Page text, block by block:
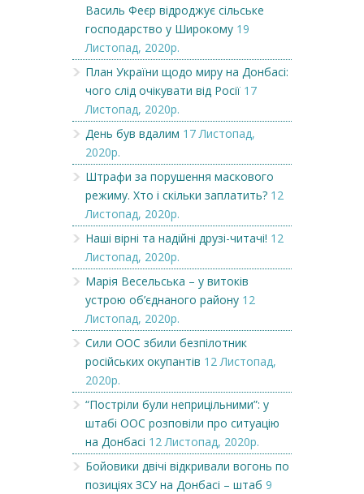
Василь Феєр відроджує сільське
господарство у Широкому 19
Листопад, 2020р.
План України щодо миру на Донбасі:
чого слід очікувати від Росії 17
Листопад, 2020р.
День був вдалим 17 Листопад,
2020р.
Штрафи за порушення маскового
режиму. Хто і скільки заплатить? 12
Листопад, 2020р.
Наші вірні та надійні друзі-читачі! 12
Листопад, 2020р.
Марія Весельська – у витоків
устрою об’єднаного району 12
Листопад, 2020р.
Сили ООС збили безпілотник
російських окупантів 12 Листопад,
2020р.
“Постріли були неприцільними”: у
штабі ООС розповіли про ситуацію
на Донбасі 12 Листопад, 2020р.
Бойовики двічі відкривали вогонь по
позиціях ЗСУ на Донбасі – штаб 9